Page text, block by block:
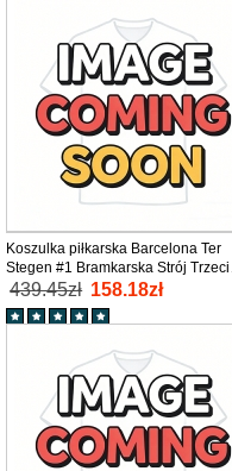
Koszulka piłkarska Barcelona Ter
Stegen #1 Bramkarska Strój Trzeci
2025-26 tanio Krótki Rękaw
439.45zł 158.18zł